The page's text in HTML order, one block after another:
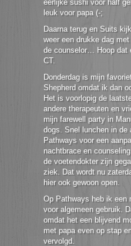
eerlijke sushi voor half
leuk voor papa (-;
Daarna terug en Suits
weer een drukke dag
de counselor… Hoop dat
CT.
Donderdag is mijn
Shepherd omdat ik dan
Het is voorlopig de
andere therapeuten en
mijn farewell party in
dogs. Snel lunchen in de
Pathways voor een
nachtbrace en
de voetendokter zijn
ziek. Dat wordt nu
hier ook gewoon open.
Op Pathways heb ik een
voor algemeen gebruik.
omdat het een blijvend
met papa even op stap
vervolgd.